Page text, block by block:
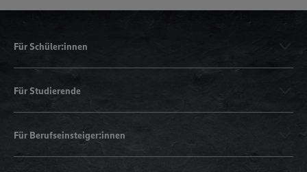
Für Schüler:innen
Für Studierende
Für Berufseinsteiger:innen